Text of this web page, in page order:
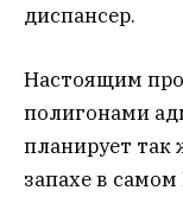
диспансер.
Настоящим
полигонами
планирует так
запахе в